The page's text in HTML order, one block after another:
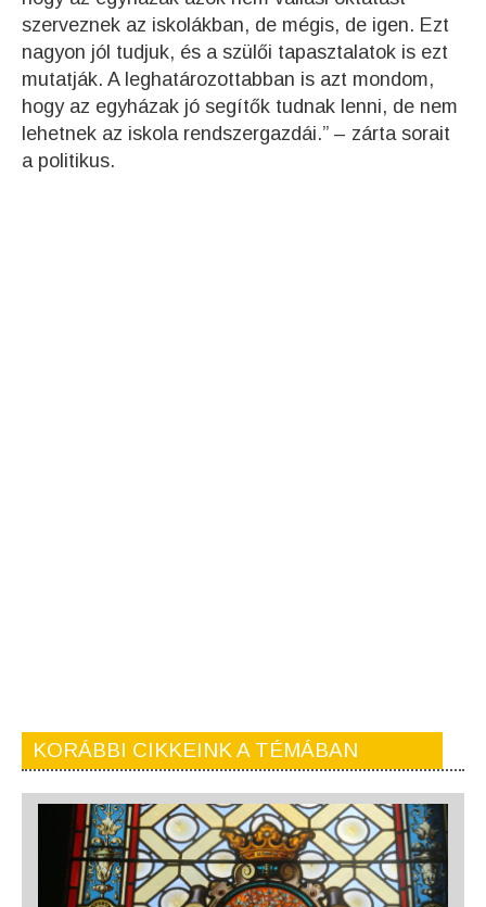
szerveznek az iskolákban, de mégis, de igen. Ezt
nagyon jól tudjuk, és a szülői tapasztalatok is ezt
mutatják. A leghatározottabban is azt mondom,
hogy az egyházak jó segítők tudnak lenni, de nem
lehetnek az iskola rendszergazdái.” – zárta sorait
a politikus.
KORÁBBI CIKKEINK A TÉMÁBAN